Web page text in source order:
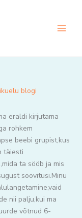
blogi
eraldi kirjutama
rohkem
beebi grupist,kus
täiesti
ta sööb ja mis
soovitusi.Minu
nii palju,kui ma
võtnud 6-